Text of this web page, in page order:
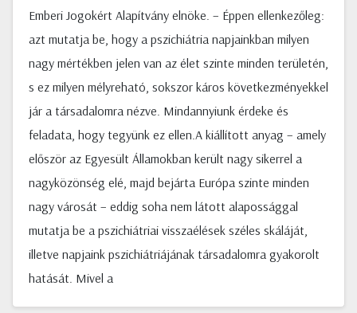
Emberi Jogokért Alapítvány elnöke. – Éppen ellenkezőleg:
azt mutatja be, hogy a pszichiátria napjainkban milyen
nagy mértékben jelen van az élet szinte minden területén,
s ez milyen mélyreható, sokszor káros következményekkel
jár a társadalomra nézve. Mindannyiunk érdeke és
feladata, hogy tegyünk ez ellen.A kiállított anyag – amely
először az Egyesült Államokban került nagy sikerrel a
nagyközönség elé, majd bejárta Európa szinte minden
nagy városát – eddig soha nem látott alapossággal
mutatja be a pszichiátriai visszaélések széles skáláját,
illetve napjaink pszichiátriájának társadalomra gyakorolt
hatását. Mivel a